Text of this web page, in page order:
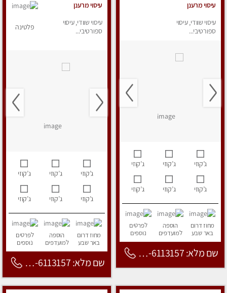
עיסוי מרענן
עיסוי שוודי, עיסוי
ספורטיבי...
ג’קוזי ג’קוזי ג’קוזי
ג’קוזי ג’קוזי ג’קוזי
מחוז דרום
באר שבע
הוספה
למועדפים
לפרטים
נוספים
שם מלא: 053-6113157
עיסוי מרענן
עיסוי שוודי, עיסוי
ספורטיבי...
פלטינה
ג’קוזי ג’קוזי ג’קוזי
ג’קוזי ג’קוזי ג’קוזי
מחוז דרום
באר שבע
הוספה
למועדפים
לפרטים
נוספים
שם מלא: 053-6113157